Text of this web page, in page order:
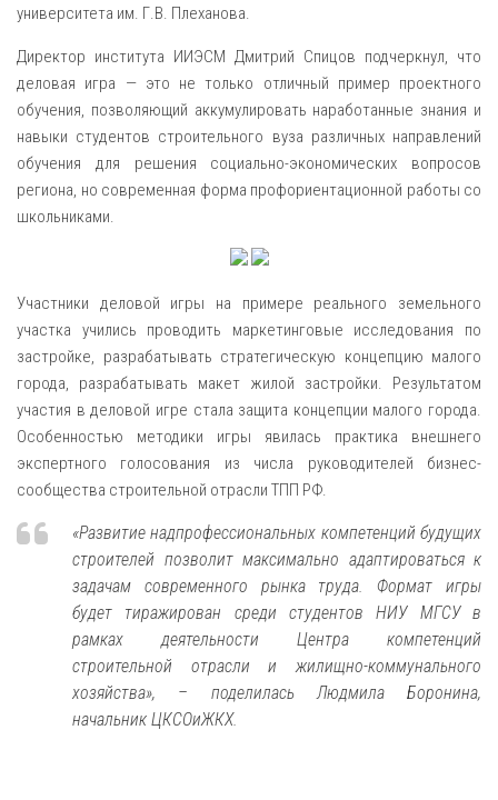
университета им. Г.В. Плеханова.
Директор института ИИЭСМ Дмитрий Спицов подчеркнул, что
деловая игра — это не только отличный пример проектного
обучения, позволяющий аккумулировать наработанные знания и
навыки студентов строительного вуза различных направлений
обучения для решения социально-экономических вопросов
региона, но современная форма профориентационной работы со
школьниками.
Участники деловой игры на примере реального земельного
участка учились проводить маркетинговые исследования по
застройке, разрабатывать стратегическую концепцию малого
города, разрабатывать макет жилой застройки. Результатом
участия в деловой игре стала защита концепции малого города.
Особенностью методики игры явилась практика внешнего
экспертного голосования из числа руководителей бизнес-
сообщества строительной отрасли ТПП РФ.
«Развитие надпрофессиональных компетенций будущих
строителей позволит максимально адаптироваться к
задачам современного рынка труда. Формат игры
будет тиражирован среди студентов НИУ МГСУ в
рамках деятельности Центра компетенций
строительной отрасли и жилищно-коммунального
хозяйства», – поделилась Людмила Боронина,
начальник ЦКСОиЖКХ.